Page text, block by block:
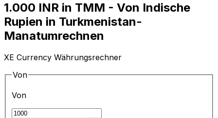
1.000 INR in TMM - Von Indische
Rupien in Turkmenistan-
Manatumrechnen
XE Currency Währungsrechner
Von
Von